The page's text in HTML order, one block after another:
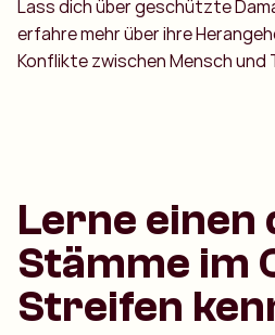
Lass dich über geschützte
erfahre mehr über ihre
Konflikte zwischen Mensch und
Lerne einen
Stämme im
Streifen